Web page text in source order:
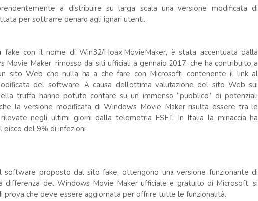
a distribuire su larga scala una versione modificata di
per sottrarre denaro agli ignari utenti.
fake con il nome di Win32/Hoax.MovieMaker, è stata accentuata dalla
Movie Maker, rimosso dai siti ufficiali a gennaio 2017, che ha contribuito a
sito Web che nulla ha a che fare con Microsoft, contenente il link al
del software. A causa dell’ottima valutazione del sito Web sui
truffa hanno potuto contare su un immenso “pubblico” di potenziali
la versione modificata di Windows Movie Maker risulta essere tra le
negli ultimi giorni dalla telemetria ESET. In Italia la minaccia ha
picco del 9% di infezioni.
software proposto dal sito fake, ottengono una versione funzionante di
differenza del Windows Movie Maker ufficiale e gratuito di Microsoft, si
prova che deve essere aggiornata per offrire tutte le funzionalità.